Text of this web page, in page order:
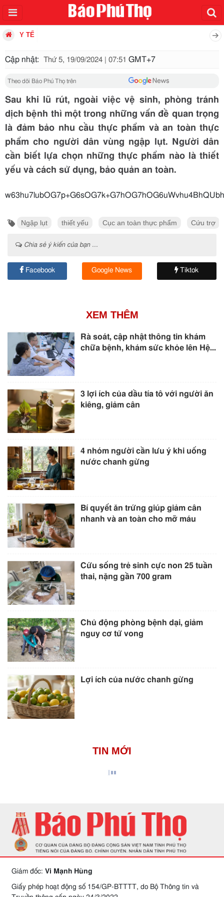
Y TẾ
Cập nhật: Thứ 5, 19/09/2024 | 07:51 GMT+7
Theo dõi Báo Phú Thọ trên
Sau khi lũ rút, ngoài việc vệ sinh, phòng tránh
dịch bệnh thì một trong những vấn đề quan trọng
là đảm bảo nhu cầu thực phẩm và an toàn thực
phẩm cho người dân vùng ngập lụt. Người dân
cần biết lựa chọn những thực phẩm nào là thiết
yếu và cách sử dụng, bảo quản an toàn.
Ngập lụt thiết yếu Cục an toàn thực phẩm Cứu trợ
Chia sẻ ý kiến của bạn ...
Facebook Google News Tiktok
XEM THÊM
Rà soát, cập nhật thông tin khám
chữa bệnh, khám sức khỏe lên Hệ...
3 lợi ích của dầu tía tô với người ăn
kiêng, giảm cân
4 nhóm người cần lưu ý khi uống
nước chanh gừng
Bí quyết ăn trứng giúp giảm cân
nhanh và an toàn cho mỡ máu
Cứu sống trẻ sinh cực non 25 tuần
thai, nặng gần 700 gram
Chủ động phòng bệnh dại, giảm
nguy cơ tử vong
Lợi ích của nước chanh gừng
TIN MỚI
Giám đốc: Vi Mạnh Hùng
Giấy phép hoạt động số 154/GP-BTTTT, do Bộ Thông tin và